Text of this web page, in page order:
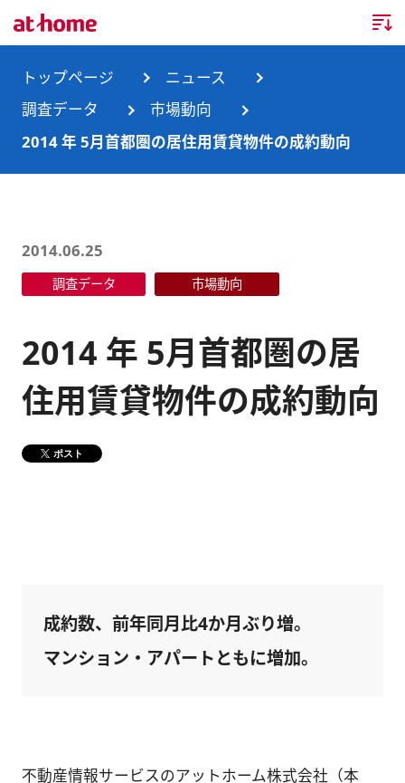
トップページ
企業情報
事業所・グループ会社
沿革
サステナビリティ
調査データ
ランキング
消費者向け不動産情報サービス
不動産業務支援サービス
キャリア採用情報
障がい者採用情報
トップページ
ニュース
調査データ
市場動向
2014 年 5月首都圏の居住用賃貸物件の成約動向
2014.06.25
調査データ 市場動向
2014 年 5月首都圏の居
住用賃貸物件の成約動向
ポスト
成約数、前年同月比4か月ぶり増。
マンション・アパートともに増加。
不動産情報サービスのアットホーム株式会社（本